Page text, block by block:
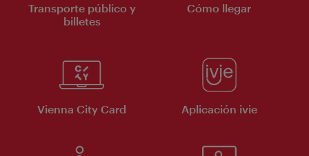
Transporte público y
billetes
Cómo llegar
Vienna City Card Aplicación ivie